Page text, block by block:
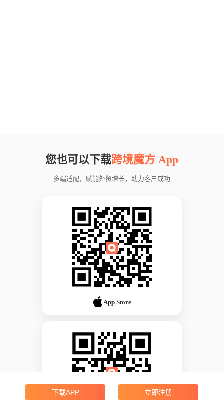
您也可以下载跨境魔方 App
多端适配，赋能外贸增长，助力客户成功
App Store
下载APP 立即注册